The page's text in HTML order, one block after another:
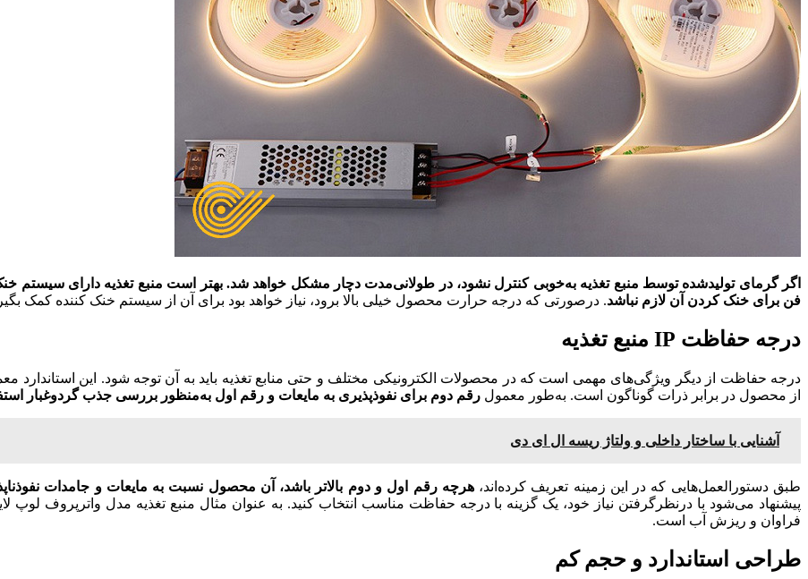
اگر گرمای تولیدشده توسط منبع تغذیه به‌خوبی کنترل نشود، در طولانی‌مدت دچار مشکل خواهد شد. بهتر است منبع تغذیه دارای سیستم
فن برای خنک کردن آن لازم نباشد. درصورتی که درجه حرارت محصول خیلی بالا برود، نیاز خواهد بود برای آن از سیستم خنک کننده کمک
درجه حفاظت IP منبع تغذیه
از محصول در برابر ذرات گوناگون است. به‌‎طور معمول
رقم دوم برای نفوذپذیری به مایعات و رقم اول به‌منظور بررسی جذب گرد‌وغبار
آشنایی با ساختار داخلی و ولتاژ ریسه ال ای دی
طبق دستور‌العمل‌هایی که در این زمینه تعریف کرده‌اند،هرچه رقم اول و دوم بالاتر باشد، آن محصول نسبت به مایعات و جامدات
فراوان و ریزش آب است.
طراحی استاندارد و حجم کم